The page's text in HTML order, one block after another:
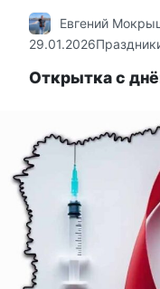
Евгений
29.01.2026
Открытка с